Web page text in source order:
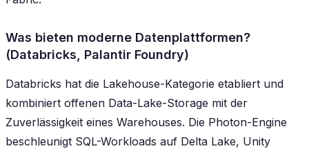
Was bieten moderne Datenplattformen?
(Databricks, Palantir Foundry)
Databricks hat die Lakehouse-Kategorie etabliert und
kombiniert offenen Data-Lake-Storage mit der
Zuverlässigkeit eines Warehouses. Die Photon-Engine
beschleunigt SQL-Workloads auf Delta Lake, Unity